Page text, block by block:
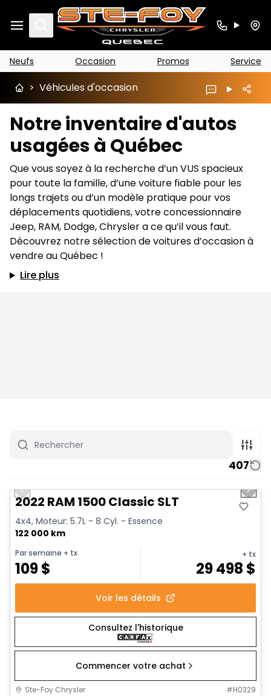
Search
Neufs Occasion Promos Service
> Véhicules d'occasion
Notre inventaire d'autos
usagées à Québec
Que vous soyez à la recherche d’un VUS spacieux
pour toute la famille, d’une voiture fiable pour les
longs trajets ou d’un modèle pratique pour vos
déplacements quotidiens, votre concessionnaire
Jeep, RAM, Dodge, Chrysler a ce qu’il vous faut.
Découvrez notre sélection de voitures d’occasion à
vendre au Québec !
Lire plus
407
1/15
Previous slide Next
2022 RAM 1500 Classic SLT
4x4, Moteur: 5.7L - 8 Cyl. - Essence
122 000 km
Par semaine + tx
109$
+ tx
29 498 $
Voir les détails
Consultez l'historique
Commencer votre achat
Ste-Foy Chrysler #H0329